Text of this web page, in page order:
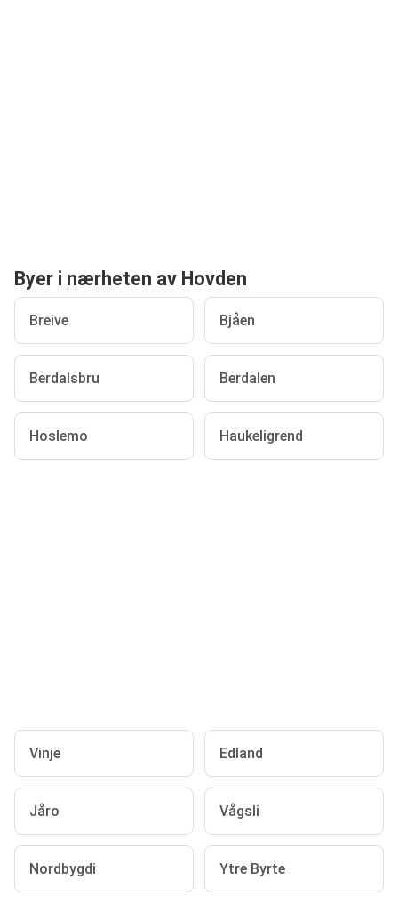
Byer i nærheten av Hovden
Breive Bjåen
Berdalsbru Berdalen
Hoslemo Haukeligrend
Vinje Edland
Jåro Vågsli
Nordbygdi Ytre Byrte